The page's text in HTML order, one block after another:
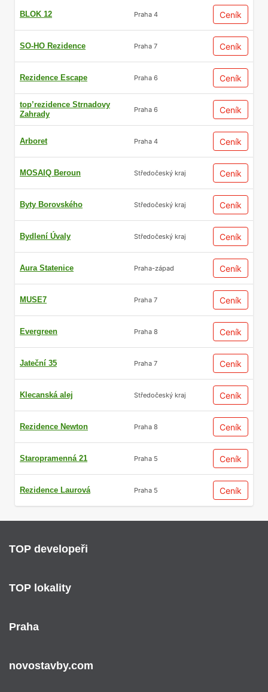
BLOK 12 Praha 4 Ceník
SO-HO Rezidence Praha 7 Ceník
Rezidence Escape Praha 6 Ceník
top’rezidence Strnadovy
Zahrady
Praha 6 Ceník
Arboret Praha 4 Ceník
MOSAIQ Beroun Středočeský kraj Ceník
Byty Borovského Středočeský kraj Ceník
Bydlení Úvaly Středočeský kraj Ceník
Aura Statenice Praha-západ Ceník
MUSE7 Praha 7 Ceník
Evergreen Praha 8 Ceník
Jateční 35 Praha 7 Ceník
Klecanská alej Středočeský kraj Ceník
Rezidence Newton Praha 8 Ceník
Staropramenná 21 Praha 5 Ceník
Rezidence Laurová Praha 5 Ceník
TOP developeři
TOP lokality
Praha
novostavby.com